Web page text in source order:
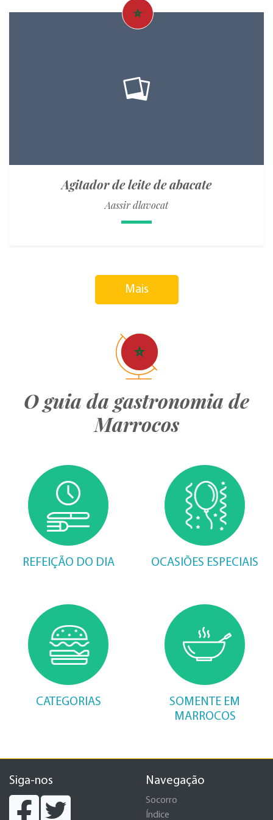
Agitador de leite de abacate
Aassir dlavocat
Mais
O guia da gastronomia de
Marrocos
REFEIÇÃO DO DIA OCASIÕES ESPECIAIS
CATEGORIAS
SOMENTE EM
MARROCOS
Siga-nos Navegação
Socorro
Índice